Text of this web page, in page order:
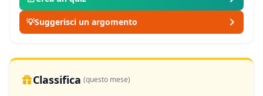
💡Suggerisci un argomento
Classifica (questo mese)